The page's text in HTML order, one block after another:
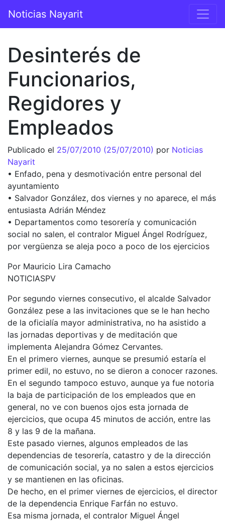
Navegación principal
Noticias Nayarit
Desinterés de
Funcionarios,
Regidores y
Empleados
Publicado el 25/07/2010 (25/07/2010) por Noticias
Nayarit
• Enfado, pena y desmotivación entre personal del
ayuntamiento
• Salvador González, dos viernes y no aparece, el más
entusiasta Adrián Méndez
• Departamentos como tesorería y comunicación
social no salen, el contralor Miguel Ángel Rodríguez,
por vergüenza se aleja poco a poco de los ejercicios
Por Mauricio Lira Camacho
NOTICIASPV
Por segundo viernes consecutivo, el alcalde Salvador
González pese a las invitaciones que se le han hecho
de la oficialía mayor administrativa, no ha asistido a
las jornadas deportivas y de meditación que
implementa Alejandra Gómez Cervantes.
En el primero viernes, aunque se presumió estaría el
primer edil, no estuvo, no se dieron a conocer razones.
En el segundo tampoco estuvo, aunque ya fue notoria
la baja de participación de los empleados que en
general, no ve con buenos ojos esta jornada de
ejercicios, que ocupa 45 minutos de acción, entre las
8 y las 9 de la mañana.
Este pasado viernes, algunos empleados de las
dependencias de tesorería, catastro y de la dirección
de comunicación social, ya no salen a estos ejercicios
y se mantienen en las oficinas.
De hecho, en el primer viernes de ejercicios, el director
de la dependencia Enrique Farfán no estuvo.
Esa misma jornada, el contralor Miguel Ángel